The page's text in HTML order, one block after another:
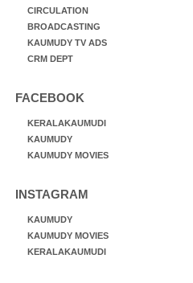
CIRCULATION
BROADCASTING
KAUMUDY TV ADS
CRM DEPT
FACEBOOK
KERALAKAUMUDI
KAUMUDY
KAUMUDY MOVIES
INSTAGRAM
KAUMUDY
KAUMUDY MOVIES
KERALAKAUMUDI